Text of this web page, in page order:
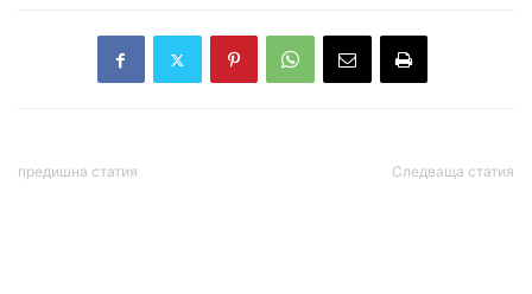
предишна статия Следваща статия